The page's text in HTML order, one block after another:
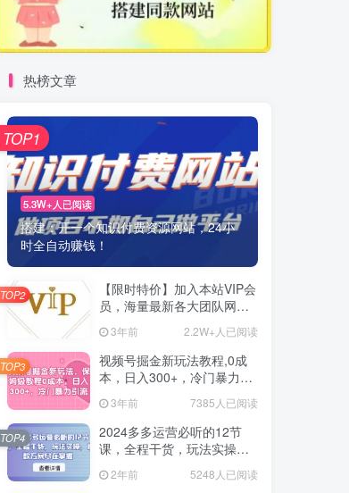
热榜文章
5.3W+人已阅读
搭建：开一个知识付费资源网站，24小
时全自动赚钱！
TOP1
【限时特价】加入本站VIP会
员，海量最新各大团队网赚
内部教程全免费，每天持续
更新！
3年前 2.2W+人已阅读
TOP2
视频号掘金新玩法教程,0成
本，日入300+，冷门暴力引
流 3年前 7385人已阅读
TOP3
2024多多运营必听的12节
课，全程干货，玩法实操，
爆款方案尽在掌握
2年前 5248人已阅读
TOP4